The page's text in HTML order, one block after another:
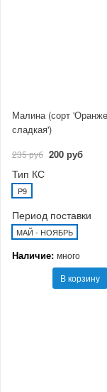
Малина (сорт
сладкая')
235 руб 200 руб
Тип КС
P9
Период поставки
МАЙ - НОЯБРЬ
Наличие: много
В корзину